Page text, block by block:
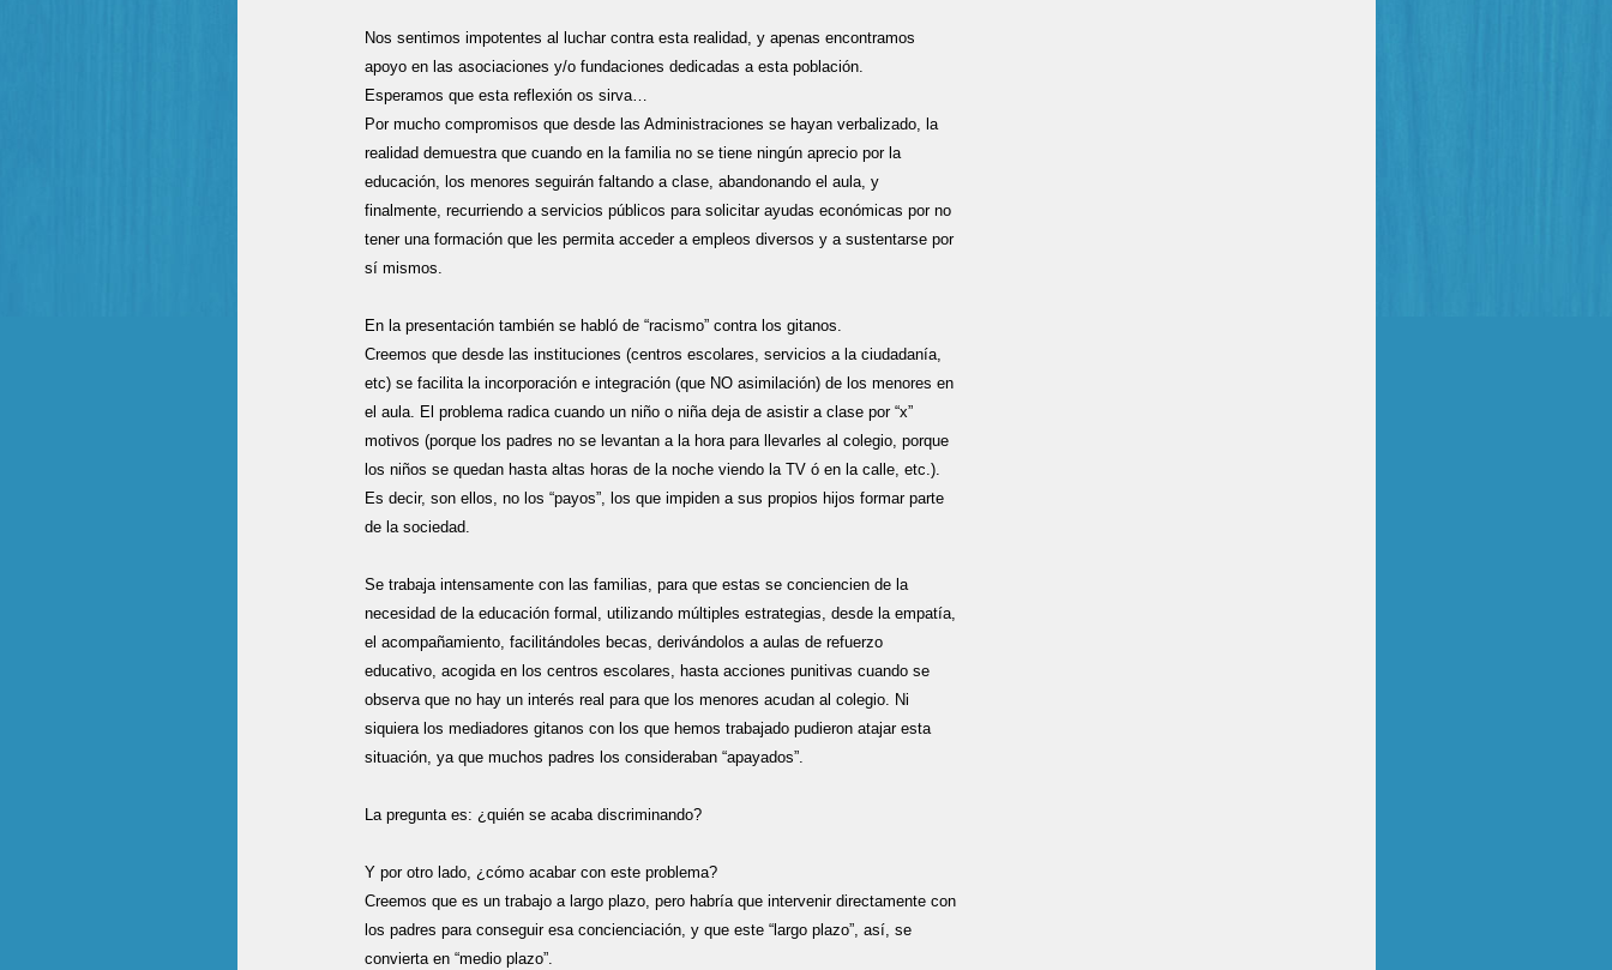
Nos sentimos impotentes al luchar contra esta realidad, y apenas encontramos
apoyo en las asociaciones y/o fundaciones dedicadas a esta población.
Esperamos que esta reflexión os sirva…
Por mucho compromisos que desde las Administraciones se hayan verbalizado, la
realidad demuestra que cuando en la familia no se tiene ningún aprecio por la
educación, los menores seguirán faltando a clase, abandonando el aula, y
finalmente, recurriendo a servicios públicos para solicitar ayudas económicas por no
tener una formación que les permita acceder a empleos diversos y a sustentarse por
sí mismos.
En la presentación también se habló de “racismo” contra los gitanos.
Creemos que desde las instituciones (centros escolares, servicios a la ciudadanía,
etc) se facilita la incorporación e integración (que NO asimilación) de los menores en
el aula. El problema radica cuando un niño o niña deja de asistir a clase por “x”
motivos (porque los padres no se levantan a la hora para llevarles al colegio, porque
los niños se quedan hasta altas horas de la noche viendo la TV ó en la calle, etc.).
Es decir, son ellos, no los “payos”, los que impiden a sus propios hijos formar parte
de la sociedad.
Se trabaja intensamente con las familias, para que estas se conciencien de la
necesidad de la educación formal, utilizando múltiples estrategias, desde la empatía,
el acompañamiento, facilitándoles becas, derivándolos a aulas de refuerzo
educativo, acogida en los centros escolares, hasta acciones punitivas cuando se
observa que no hay un interés real para que los menores acudan al colegio. Ni
siquiera los mediadores gitanos con los que hemos trabajado pudieron atajar esta
situación, ya que muchos padres los consideraban “apayados”.
La pregunta es: ¿quién se acaba discriminando?
Y por otro lado, ¿cómo acabar con este problema?
Creemos que es un trabajo a largo plazo, pero habría que intervenir directamente con
los padres para conseguir esa concienciación, y que este “largo plazo”, así, se
convierta en “medio plazo”.